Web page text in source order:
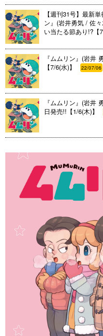
【週刊31号】最新
ン』(岩井勇気 / 佐
い当たる節あり!?【
『ムムリン』(岩井
【7/6(水)】
22/07/06
『ムムリン』(岩井
日発売!!【1/6(木)】